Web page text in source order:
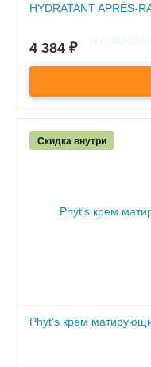
HYDRATANT APRÈS-
бритья
- дарит коже ощущение
4 384 ₽
Скидка внутри
Phyt's крем